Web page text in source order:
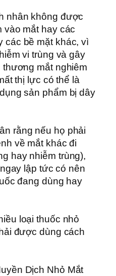
nhân không được
vào mắt hay các
các bề mặt khác, vì
vi trùng và gây
thương mắt nghiêm
thị lực có thể là
sản phẩm bị dây
rằng nếu họ phải
về mắt khác đi
hay nhiễm trùng),
lập tức có nên
đang dùng hay
loại thuốc nhỏ
được dùng cách
Dịch Nhỏ Mắt